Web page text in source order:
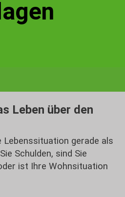
Leben über den
Lebenssituation gerade als
Schulden, sind Sie
ist Ihre Wohnsituation